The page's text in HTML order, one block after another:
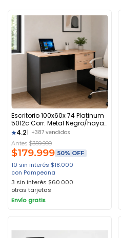
Escritorio 100x60x 74 Platinum
5012c Corr. Metal Negro/haya
Negro/haya
4.2 +387 vendidos
Antes $359.999
$179.999 50% OFF
10 sin interés $18.000
con Pampeana
3 sin interés $60.000
otras tarjetas
Envío gratis